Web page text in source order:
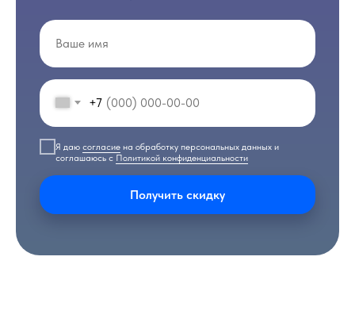
+7
Я даю согласие на обработку персональных данных и
соглашаюсь с Политикой конфиденциальности
Получить скидку